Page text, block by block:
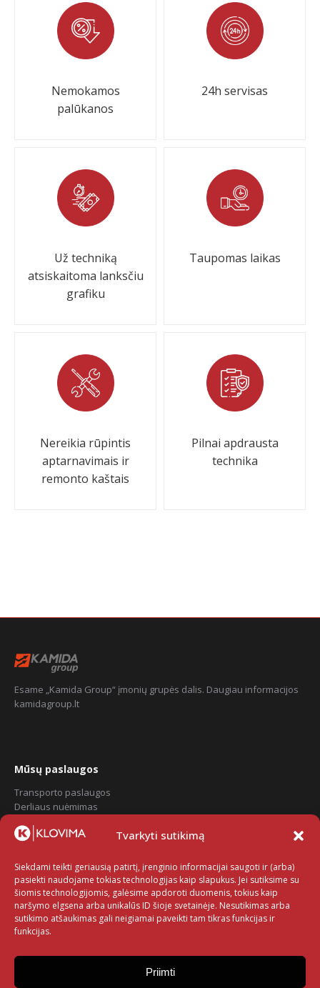
Tvarkyti sutikimą
Siekdami teikti geriausią patirtį, įrenginio informacijai saugoti ir (arba)
pasiekti naudojame tokias technologijas kaip slapukus. Jei sutiksime su
šiomis technologijomis, galėsime apdoroti duomenis, tokius kaip
naršymo elgsena arba unikalūs ID šioje svetainėje. Nesutikimas arba
sutikimo atšaukimas gali neigiamai paveikti tam tikras funkcijas ir
funkcijas.
Priimti
Nemokamos
palūkanos
24h servisas
Už techniką
atsiskaitoma lanksčiu
grafiku
Taupomas laikas
Nereikia rūpintis
aptarnavimais ir
remonto kaštais
Pilnai apdrausta
technika
Esame „Kamida Group“ įmonių grupės dalis. Daugiau informacijos
kamidagroup.lt
Mūsų paslaugos
Transporto paslaugos
Derliaus nuėmimas
Apie mus
Privatumo politika
Slapukų politika
Nedraudiminių įvykių sąrašas